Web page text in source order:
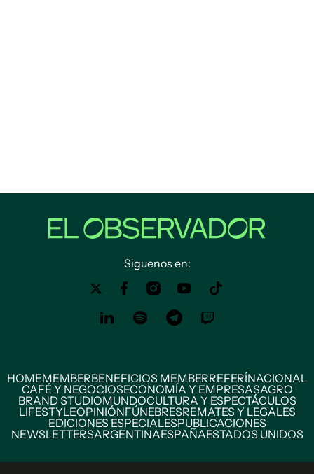
Siguenos en:
HOMEMEMBERBENEFICIOS MEMBERREFERÍNACIONAL
CAFÉ Y NEGOCIOSECONOMÍA Y EMPRESASAGRO
BRAND STUDIOMUNDOCULTURA Y ESPECTÁCULOS
LIFESTYLEOPINIÓNFÚNEBRESREMATES Y LEGALES
EDICIONES ESPECIALESPUBLICACIONES
NEWSLETTERSARGENTINAESPAÑAESTADOS UNIDOS